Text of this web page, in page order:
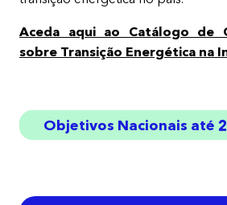
Aceda aqui ao Catálogo de
sobre Transição Energética na
Objetivos Nacionais até
no setor electroprodutor